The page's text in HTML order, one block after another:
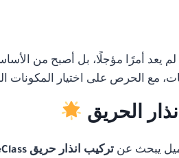
لم يعد أمرًا مؤجلًا، بل أصبح من
مع الحرص على اختيار المكونات
الحريق
يبحث عن تركيب انذار حريق FireClass في القاهرة